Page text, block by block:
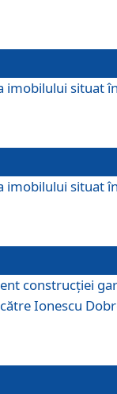
imobilului situat
imobilului situat
construcției
Ionescu